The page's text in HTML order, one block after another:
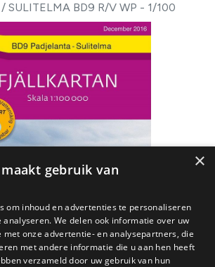
SULITELMA BD9 R/V WP - 1/100
×
gebruik van
om inhoud en advertenties te personaliseren
We delen ook informatie over uw
met onze advertentie- en analysepartners, die
met andere informatie die u aan hen heeft
verzameld door uw gebruik van hun